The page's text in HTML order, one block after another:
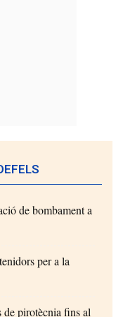
de bombament a
per a la
de pirotècnia fins al